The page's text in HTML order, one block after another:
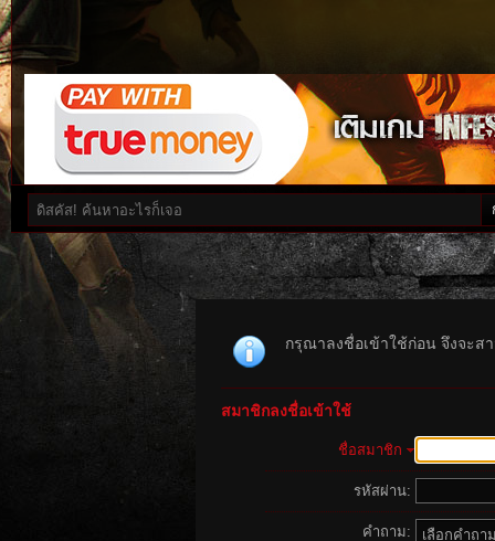
กรุณาลงชื่อเข้าใช้ก่อน จึงจะส
สมาชิกลงชื่อเข้าใช้
ชื่อสมาชิก
รหัสผ่าน:
คำถาม: